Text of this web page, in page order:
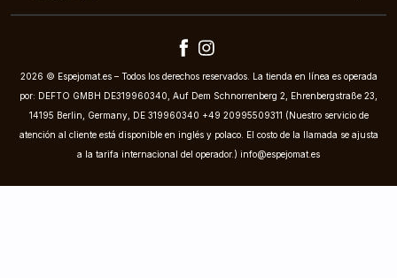
2026 © Espejomat.es – Todos los derechos reservados. La tienda en línea es operada
por: DEFTO GMBH DE319960340, Auf Dem Schnorrenberg 2, Ehrenbergstraße 23,
14195 Berlin, Germany, DE 319960340 +49 20995509311 (Nuestro servicio de
atención al cliente está disponible en inglés y polaco. El costo de la llamada se ajusta
a la tarifa internacional del operador.) info@espejomat.es